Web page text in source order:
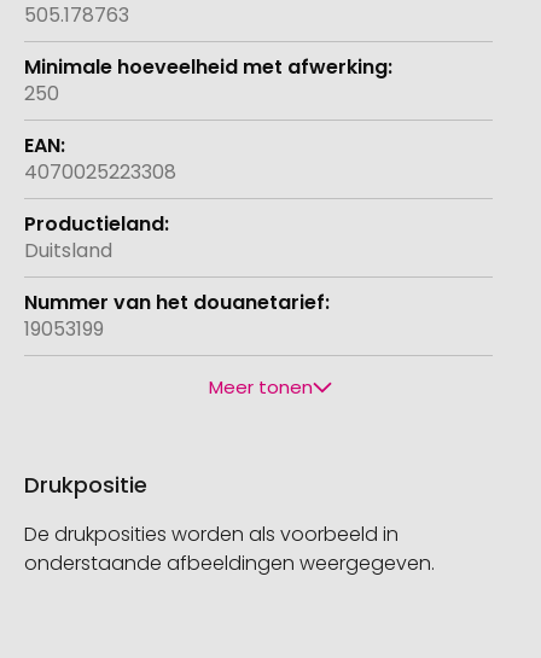
505.178763
250
4070025223308
Duitsland
19053199
Meer tonen
Drukpositie
De drukposities worden als voorbeeld in
onderstaande afbeeldingen weergegeven.